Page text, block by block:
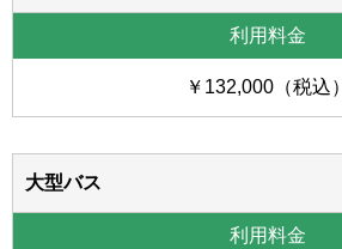
￥132,000（税込）
大型バス